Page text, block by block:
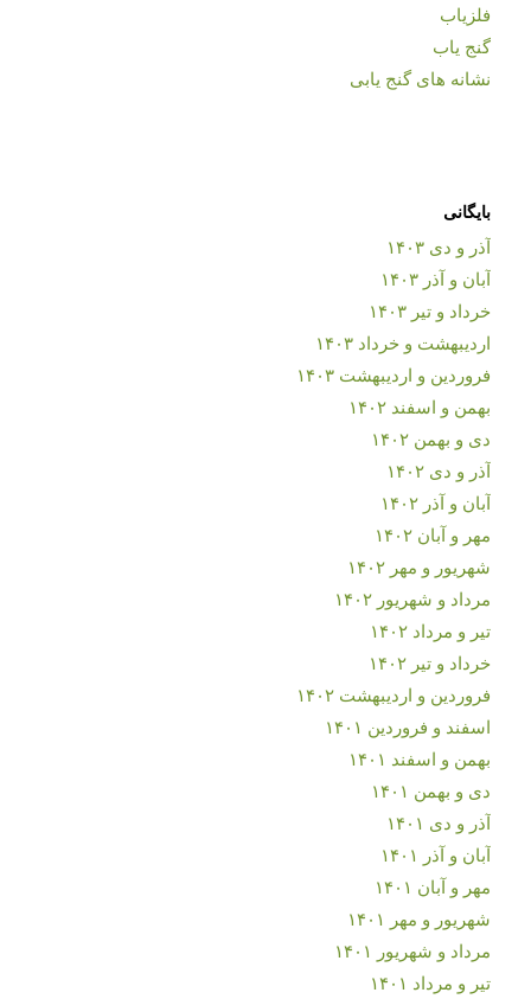
فلزیاب
گنج یاب
نشانه های گنج یابی
بایگانی
آذر و دی ۱۴۰۳
آبان و آذر ۱۴۰۳
خرداد و تیر ۱۴۰۳
اردیبهشت و خرداد ۱۴۰۳
فروردین و اردیبهشت ۱۴۰۳
بهمن و اسفند ۱۴۰۲
دی و بهمن ۱۴۰۲
آذر و دی ۱۴۰۲
آبان و آذر ۱۴۰۲
مهر و آبان ۱۴۰۲
شهریور و مهر ۱۴۰۲
مرداد و شهریور ۱۴۰۲
تیر و مرداد ۱۴۰۲
خرداد و تیر ۱۴۰۲
فروردین و اردیبهشت ۱۴۰۲
اسفند و فروردین ۱۴۰۱
بهمن و اسفند ۱۴۰۱
دی و بهمن ۱۴۰۱
آذر و دی ۱۴۰۱
آبان و آذر ۱۴۰۱
مهر و آبان ۱۴۰۱
شهریور و مهر ۱۴۰۱
مرداد و شهریور ۱۴۰۱
تیر و مرداد ۱۴۰۱